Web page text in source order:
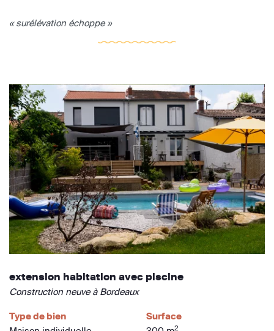
« surélévation échoppe »
extension habitation avec piscine
Construction neuve à Bordeaux
Type de bien
Surface
2